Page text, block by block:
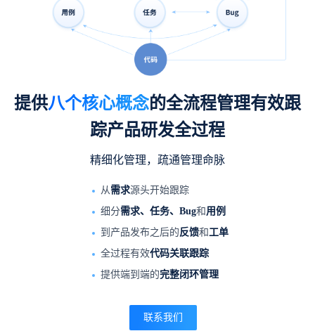
提供八个核心概念的全流程管理有效跟
踪产品研发全过程
精细化管理，疏通管理命脉
从 需求源头开始跟踪
细分需求、任务、Bug和 用例
到产品发布之后的反馈和 工单
全过程有效代码关联跟踪
提供端到端的完整闭环管理
联系我们